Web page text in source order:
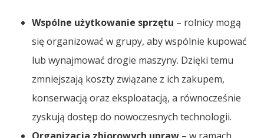
Wspólne użytkowanie sprzętu – rolnicy mogą
się organizować w grupy, aby wspólnie kupować
lub wynajmować drogie maszyny. Dzięki temu
zmniejszają koszty związane z ich zakupem,
konserwacją oraz eksploatacją, a równocześnie
zyskują dostęp do nowoczesnych technologii.